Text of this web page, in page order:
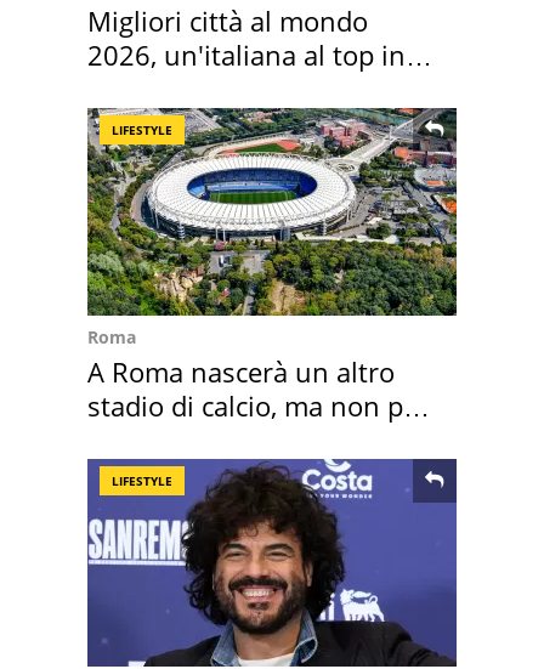
Migliori città al mondo
2026, un'italiana al top in
LIFESTYLE
Roma
A Roma nascerà un altro
stadio di calcio, ma non per
LIFESTYLE